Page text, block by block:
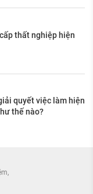
thất nghiệp hiện
quyết việc làm hiện
thế nào?